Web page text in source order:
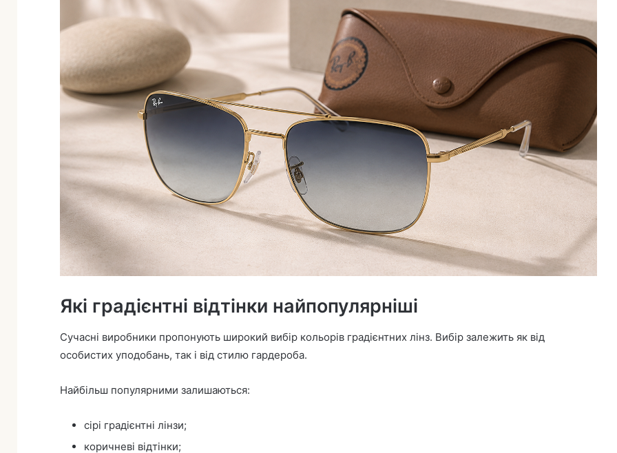
Які градієнтні відтінки найпопулярніші
Сучасні виробники пропонують широкий вибір кольорів градієнтних лінз. Вибір залежить як від
особистих уподобань, так і від стилю гардероба.
Найбільш популярними залишаються:
сірі градієнтні лінзи;
коричневі відтінки;